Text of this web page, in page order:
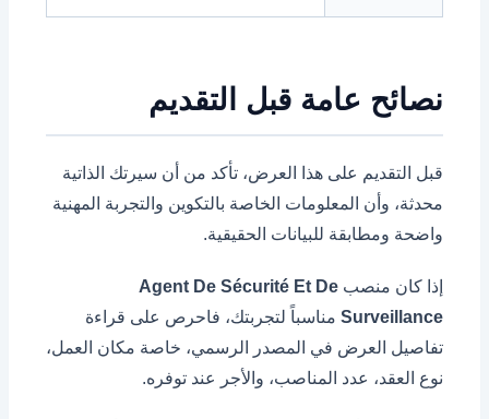
نصائح عامة قبل التقديم
قبل التقديم على هذا العرض، تأكد من أن سيرتك الذاتية
محدثة، وأن المعلومات الخاصة بالتكوين والتجربة المهنية
واضحة ومطابقة للبيانات الحقيقية.
إذا كان منصب Agent De Sécurité Et De
Surveillance مناسباً لتجربتك، فاحرص على قراءة
تفاصيل العرض في المصدر الرسمي، خاصة مكان العمل،
نوع العقد، عدد المناصب، والأجر عند توفره.